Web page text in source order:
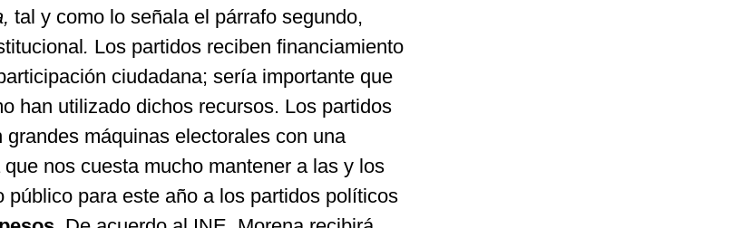
tal y como lo señala el párrafo segundo,
. Los partidos reciben financiamiento
ciudadana; sería importante que
han utilizado dichos recursos. Los partidos
máquinas electorales con una
nos cuesta mucho mantener a las y los
público para este año a los partidos políticos